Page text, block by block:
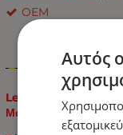
OEM
Led Μπάρα Οδικής
Μαγνήτη 75cm
Αυτός